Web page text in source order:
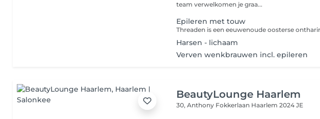
team verwelkomen je graa...
Epileren met touw
Harsen - lichaam
Verven wenkbrauwen incl. epileren
BeautyLounge Haarlem
30, Anthony Fokkerlaan Haarlem 2024 JE